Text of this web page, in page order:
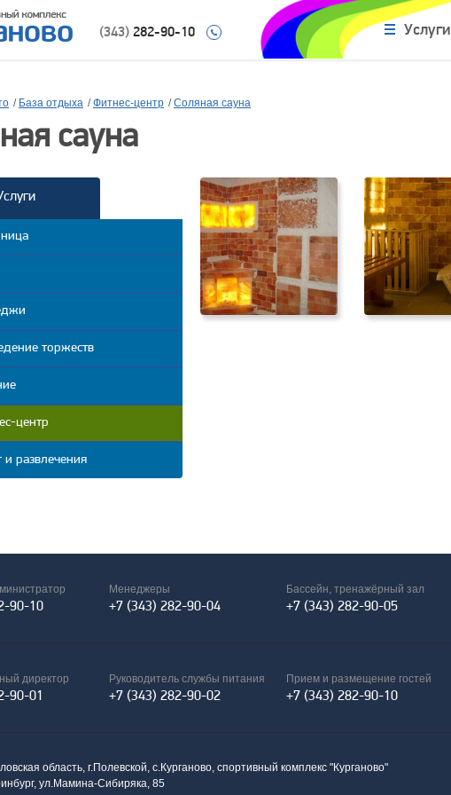
(343) 282-90-10 Услуги
/ База отдыха /Фитнес-центр /Соляная сауна
сауна
торжеств
центр
и развлечения
90-10
Менеджеры
+7 (343) 282-90-04
Бассейн, тренажёрный зал
+7 (343) 282-90-05
директор
90-01
Руководитель службы питания
+7 (343) 282-90-02
Прием и размещение гостей
+7 (343) 282-90-10
область, г.Полевской, с.Курганово, спортивный комплекс "Курганово"
ул.Мамина-Сибиряка, 85